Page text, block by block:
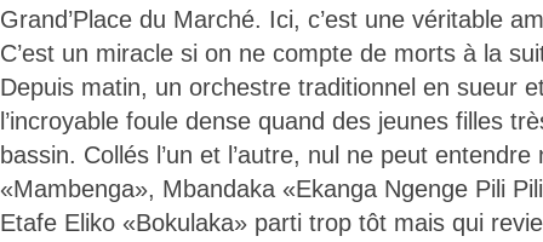
Grand’Place du Marché. Ici, c’est une véritable
C’est un miracle si on ne compte de morts à la
Depuis matin, un orchestre traditionnel en sueur
l’incroyable foule dense quand des jeunes filles
bassin. Collés l’un et l’autre, nul ne peut entendre
«Mambenga», Mbandaka «Ekanga Ngenge Pili
Etafe Eliko «Bokulaka» parti trop tôt mais qui